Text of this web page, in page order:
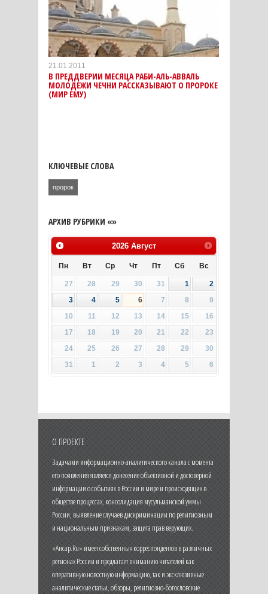
21.01.2011
В ПРЕДДВЕРИИ МЕСЯЦА РАБИ-АЛЬ-АВВАЛЬ
МОЛОДЕЖИ ЧЕЧНИ РАССКАЗЫВАЮТ О ПРОРОКЕ
(МИР ЕМУ)
КЛЮЧЕВЫЕ СЛОВА
пророк
АРХИВ РУБРИКИ «»
2026 Август
Пн Вт Ср Чт Пт Сб Вс
27 28 29 30 31 1
2
3
4 5 6 7 8
9
10
11 12 13 14 15
16
17
18 19 20 21 22
23
24
25 26 27 28 29
30
31
1 2 3 4 5 6
О ПРОЕКТЕ
Задачами информационно-аналитического канала с момента
его появления является донесение объективной и достоверной
информации о событиях в России и мире и происходящих в
обществе процессах, консолидация мусульманской уммы
России, выявление случаев дискриминации по религиозным
и национальным признакам, защита прав верующих.
«Ансар.Ru» имеет собственных корреспондентов в различных
регионах России и предлагает вниманию читателей как
оперативную новостную информацию, так и эксклюзивные
аналитические статьи, обзоры, религиозно-богословские